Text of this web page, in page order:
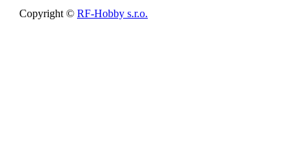
Copyright © RF-Hobby s.r.o.